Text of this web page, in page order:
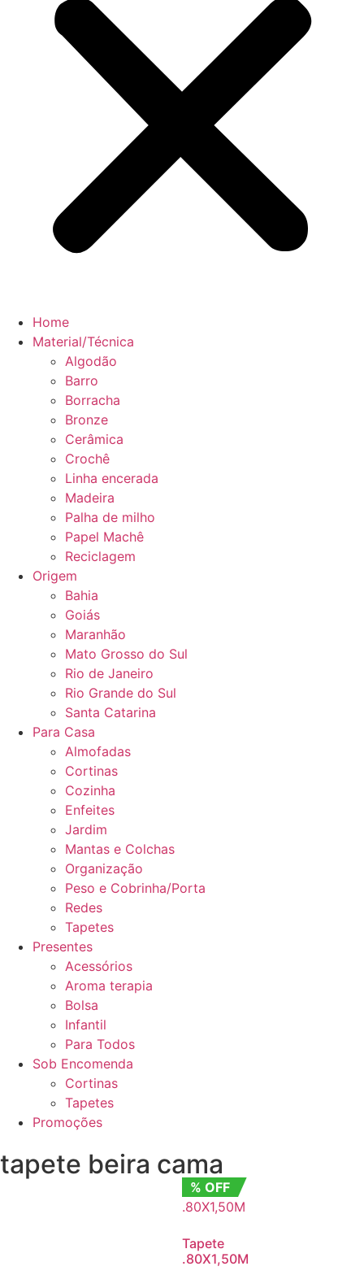
Home
Material/Técnica
Algodão
Barro
Borracha
Bronze
Cerâmica
Crochê
Linha encerada
Madeira
Palha de milho
Papel Machê
Reciclagem
Origem
Bahia
Goiás
Maranhão
Mato Grosso do Sul
Rio de Janeiro
Rio Grande do Sul
Santa Catarina
Para Casa
Almofadas
Cortinas
Cozinha
Enfeites
Jardim
Mantas e Colchas
Organização
Peso e Cobrinha/Porta
Redes
Tapetes
Presentes
Acessórios
Aroma terapia
Bolsa
Infantil
Para Todos
Sob Encomenda
Cortinas
Tapetes
Promoções
tapete beira cama
% OFF
Tapete
.80X1,50M